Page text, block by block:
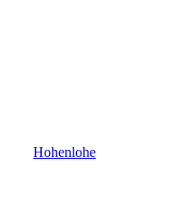
Hohenlohe